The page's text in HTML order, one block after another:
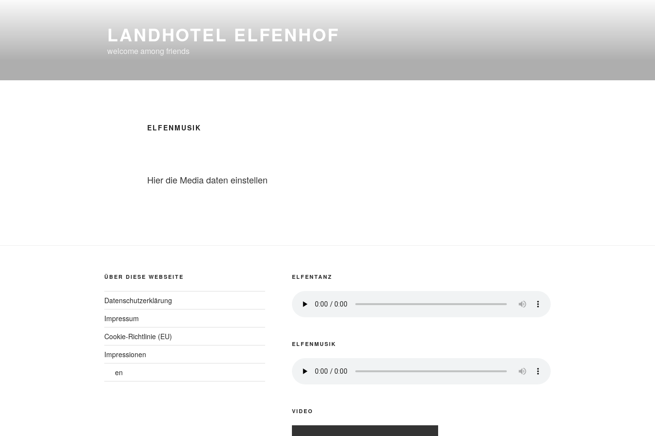
LANDHOTEL ELFENHOF
welcome among friends
ELFENMUSIK
Hier die Media daten einstellen
ÜBER DIESE WEBSEITE
Datenschutzerklärung
Impressum
Cookie-Richtlinie (EU)
Impressionen
en
ELFENTANZ
ELFENMUSIK
VIDEO